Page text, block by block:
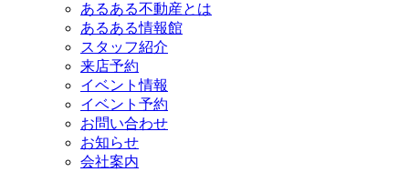
あるある不動産とは
あるある情報館
スタッフ紹介
来店予約
イベント情報
イベント予約
お問い合わせ
お知らせ
会社案内